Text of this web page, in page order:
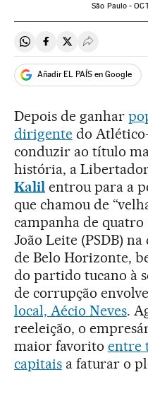
São Paulo -
Compartir en Whatsapp
Compartir en
Compartir en
Desplegar
Añadir EL PAÍS en Google
Depois de ganhar
dirigentedo
conduzir ao título
história, a
Kalil entrou para a
que chamou de
campanha de
João Leite (PSDB)
de Belo Horizonte,
do partido tucano à
de corrupção
local, Aécio Neves.
reeleição, o
maior favorito entre
capitaisa faturar o